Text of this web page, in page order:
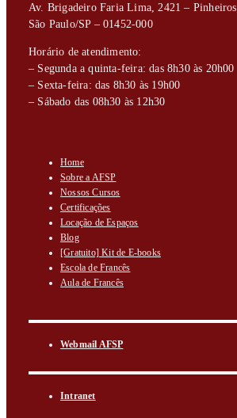
Av. Brigadeiro Faria Lima, 2421 – Pinheiros
São Paulo/SP – 01452-000
Horário de atendimento:
– Segunda a quinta-feira: das 8h30 às 20h00
– Sexta-feira: das 8h30 às 19h00
– Sábado das 08h30 às 12h30
Home
Sobre a AFSP
Nossos Cursos
Certificações
Locação de Espaços
Blog
[Gratuito] Kit de E-books
Escola de Francês
Aula de Francês
Webmail AFSP
Intranet